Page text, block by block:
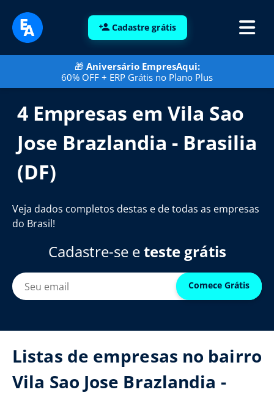
Cadastre grátis
🎁 Aniversário EmpresAqui:
60% OFF + ERP Grátis no Plano Plus
4 Empresas em Vila Sao
Jose Brazlandia - Brasilia
(DF)
Veja dados completos destas e de todas as empresas
do Brasil!
Cadastre-se eteste grátis
Comece Grátis
Listas de empresas no bairro
Vila Sao Jose Brazlandia -